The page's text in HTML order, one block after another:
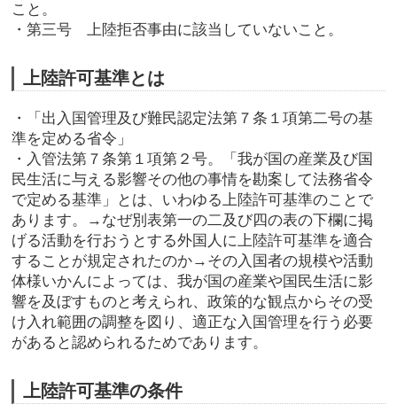
こと。
・第三号 上陸拒否事由に該当していないこと。
上陸許可基準とは
・「出入国管理及び難民認定法第７条１項第二号の基
準を定める省令」
・入管法第７条第１項第２号。「我が国の産業及び国
民生活に与える影響その他の事情を勘案して法務省令
で定める基準」とは、いわゆる上陸許可基準のことで
あります。→なぜ別表第一の二及び四の表の下欄に掲
げる活動を行おうとする外国人に上陸許可基準を適合
することが規定されたのか→その入国者の規模や活動
体様いかんによっては、我が国の産業や国民生活に影
響を及ぼすものと考えられ、政策的な観点からその受
け入れ範囲の調整を図り、適正な入国管理を行う必要
があると認められるためであります。
上陸許可基準の条件